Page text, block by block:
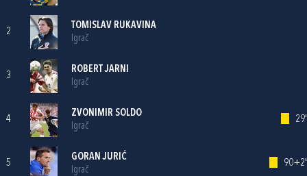
2
TOMISLAV RUKAVINA
Igrač
3
ROBERT JARNI
Igrač
4
ZVONIMIR SOLDO
Igrač
29'
5
GORAN JURIĆ
Igrač
90+2'